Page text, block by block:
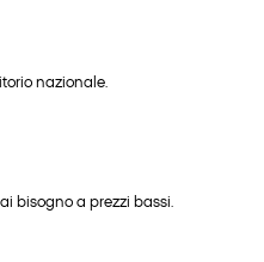
nazionale.
bisogno a prezzi bassi.